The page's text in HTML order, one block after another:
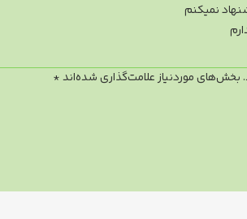
نمیکنم
بخش‌های موردنیاز علامت‌گذاری شده‌اند*